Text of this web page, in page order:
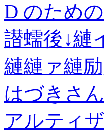
D のための
譛蠕後↓縺
縺縺ァ縺
はづきさん
アルティ